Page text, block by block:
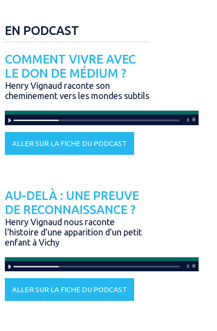
EN PODCAST
COMMENT VIVRE AVEC
LE DON DE MÉDIUM ?
Henry Vignaud raconte son
cheminement vers les mondes subtils
ALLER SUR LA FICHE DU PODCAST
AU-DELÀ : UNE PREUVE
DE RECONNAISSANCE ?
Henry Vignaud nous raconte
l'histoire d'une apparition d'un petit
enfant à Vichy
ALLER SUR LA FICHE DU PODCAST